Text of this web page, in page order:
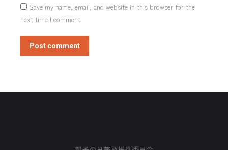
Save my name, email, and website in this browser for the
next time I comment.
Post comment